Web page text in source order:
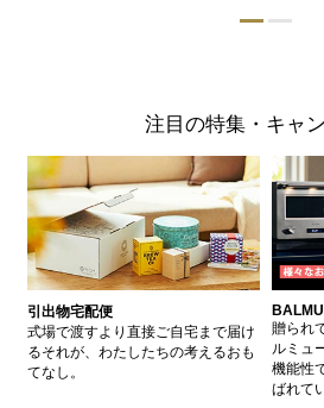
注目の特集・キャ
引出物宅配便
式場で渡すより直接ご自宅まで届け
るそれが、わたしたちの考えるおも
てなし。
贈られ
ルミュ
機能性
ばれて